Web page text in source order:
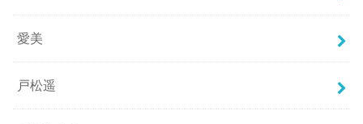
愛美
戸松遥